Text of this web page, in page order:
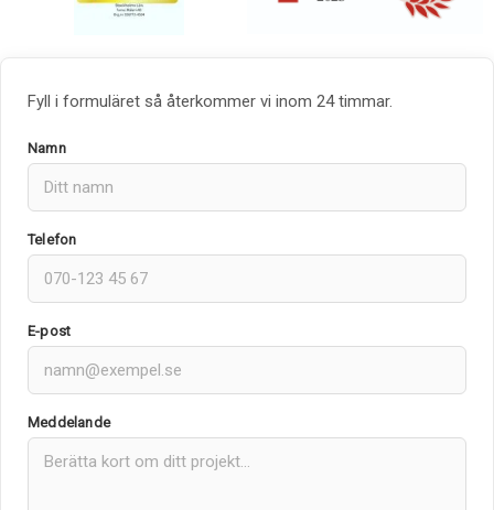
Fyll i formuläret så återkommer vi inom 24 timmar.
Namn
Telefon
E-post
Meddelande